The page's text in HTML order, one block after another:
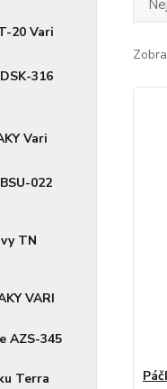
20 Vari
316
Vari
022
TN
VARI
AZS-345
Terra